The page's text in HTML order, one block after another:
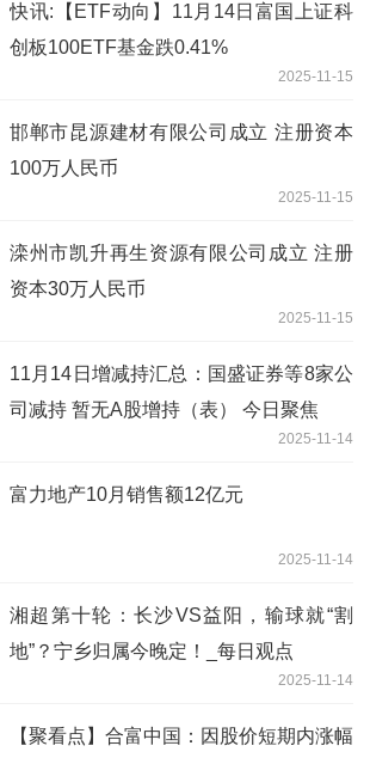
快讯:【ETF动向】11月14日富国上证科
创板100ETF基金跌0.41%
2025-11-15
邯郸市昆源建材有限公司成立 注册资本
100万人民币
2025-11-15
滦州市凯升再生资源有限公司成立 注册
资本30万人民币
2025-11-15
11月14日增减持汇总：国盛证券等8家公
司减持 暂无A股增持（表） 今日聚焦
2025-11-14
富力地产10月销售额12亿元
2025-11-14
湘超第十轮：长沙VS益阳，输球就“割
地”？宁乡归属今晚定！_每日观点
2025-11-14
【聚看点】合富中国：因股价短期内涨幅